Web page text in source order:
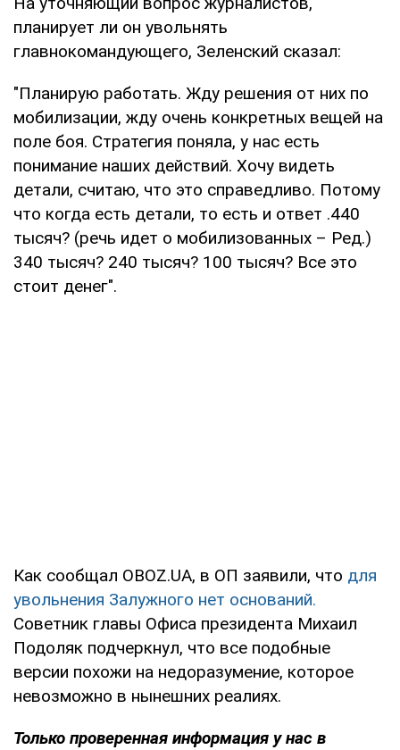
планирует ли он увольнять
главнокомандующего, Зеленский сказал:
"Планирую работать. Жду решения от них по
мобилизации, жду очень конкретных вещей на
поле боя. Стратегия поняла, у нас есть
понимание наших действий. Хочу видеть
детали, считаю, что это справедливо. Потому
что когда есть детали, то есть и ответ .440
тысяч? (речь идет о мобилизованных – Ред.)
340 тысяч? 240 тысяч? 100 тысяч? Все это
стоит денег".
Как сообщал OBOZ.UA, в ОП заявили, что для
увольнения Залужного нет оснований.
Советник главы Офиса президента Михаил
Подоляк подчеркнул, что все подобные
версии похожи на недоразумение, которое
невозможно в нынешних реалиях.
Только проверенная информация у нас в